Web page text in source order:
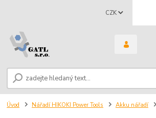
CZK
Úvod Nářadí HIKOKI Power Tools Akku nářadí